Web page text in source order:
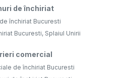
de închiriat
închiriat Bucuresti
Bucuresti, Splaiul Unirii
comercial
de închiriat Bucuresti